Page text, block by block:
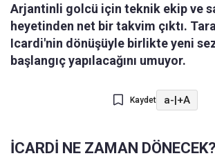
Arjantinli golcü için teknik ekip ve
heyetinden net bir takvim çıktı.
Icardi'nin dönüşüyle birlikte yeni
başlangıç yapılacağını umuyor.
Kaydet a-|+A
İCARDİ NE ZAMAN DÖNECEK?